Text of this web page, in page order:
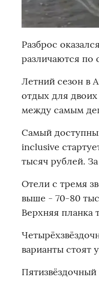
Разброс
различаются по
Летний сезон в
отдых для
между самым
Самый
inclusive
тысяч рублей.
Отели с тремя
выше - 70-80
Верхняя планка
варианты стоят